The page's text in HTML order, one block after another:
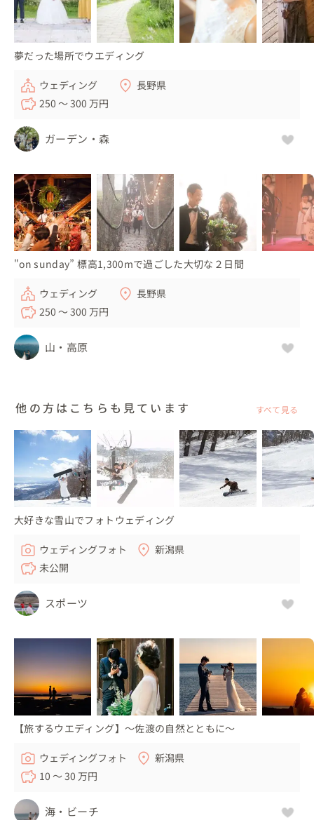
夢だった場所でウエディング
ウェディング
長野県
250 〜 300 万円
ガーデン・森
"on sunday” 標高1,300mで過ごした大切な２日間
ウェディング
長野県
250 〜 300 万円
山・高原
他の方はこちらも見ています すべて見る
大好きな雪山でフォトウェディング
ウェディングフォト
新潟県
未公開
スポーツ
【旅するウエディング】〜佐渡の自然とともに〜
ウェディングフォト
新潟県
10 〜 30 万円
海・ビーチ